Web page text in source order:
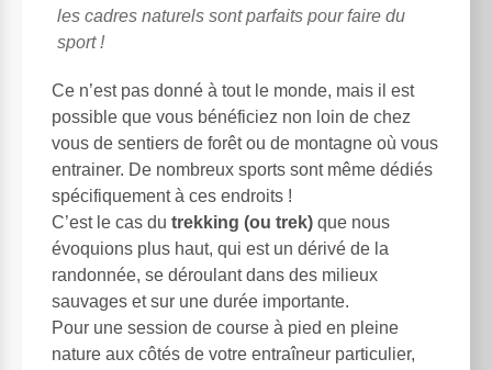
les cadres naturels sont parfaits pour faire du
sport !
Ce n’est pas donné à tout le monde, mais il est
possible que vous bénéficiez non loin de chez
vous de sentiers de forêt ou de montagne où vous
entrainer. De nombreux sports sont même dédiés
spécifiquement à ces endroits !
C’est le cas du trekking (ou trek) que nous
évoquions plus haut, qui est un dérivé de la
randonnée, se déroulant dans des milieux
sauvages et sur une durée importante.
Pour une session de course à pied en pleine
nature aux côtés de votre entraîneur particulier,